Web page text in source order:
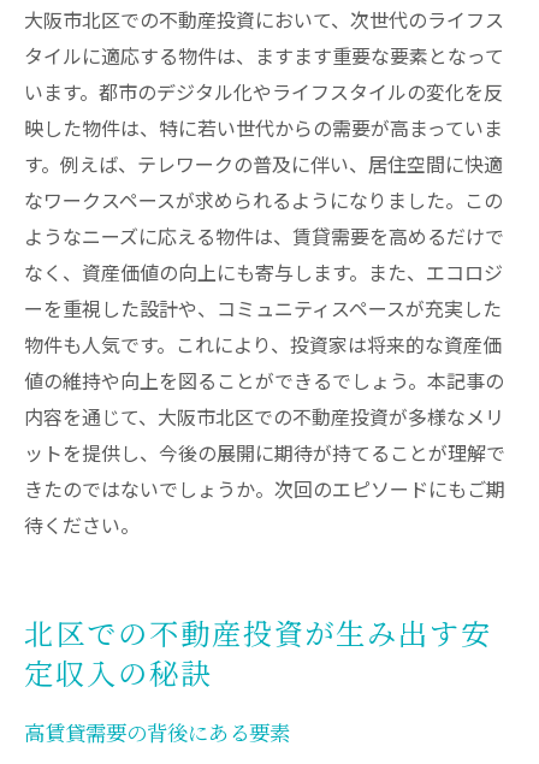
大阪市北区での不動産投資において、次世代のライフス
タイルに適応する物件は、ますます重要な要素となって
います。都市のデジタル化やライフスタイルの変化を反
映した物件は、特に若い世代からの需要が高まっていま
す。例えば、テレワークの普及に伴い、居住空間に快適
なワークスペースが求められるようになりました。この
ようなニーズに応える物件は、賃貸需要を高めるだけで
なく、資産価値の向上にも寄与します。また、エコロジ
ーを重視した設計や、コミュニティスペースが充実した
物件も人気です。これにより、投資家は将来的な資産価
値の維持や向上を図ることができるでしょう。本記事の
内容を通じて、大阪市北区での不動産投資が多様なメリ
ットを提供し、今後の展開に期待が持てることが理解で
きたのではないでしょうか。次回のエピソードにもご期
待ください。
北区での不動産投資が生み出す安
定収入の秘訣
高賃貸需要の背後にある要素